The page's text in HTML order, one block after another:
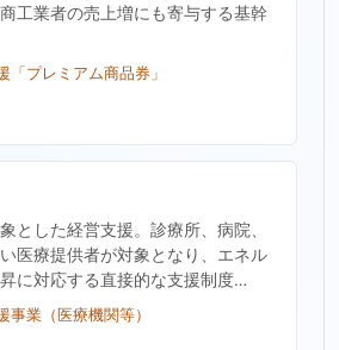
工業者の売上増にも寄与する基幹
プレミアム商品券」
とした経営支援。診療所、病院、
医療提供者が対象となり、エネル
に対応する直接的な支援制度…
業（医療機関等）